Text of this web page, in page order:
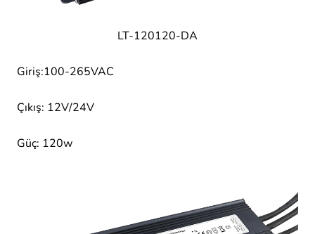
LT-120120-DA
Giriş:100-265VAC
Çıkış: 12V/24V
Güç: 120w